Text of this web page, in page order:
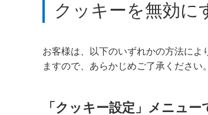
クッキーを無効に
お客様は、以下のいずれかの方法に
ますので、あらかじめご了承ください。
「クッキー設定」メニュー